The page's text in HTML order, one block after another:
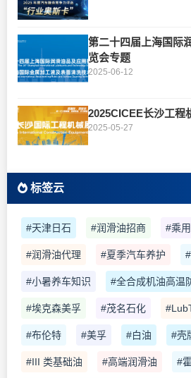
第二十四届上海国际
览会专题
2025-06-12
2025CICEE长沙工程
2025-05-27
标签云
#天津日石 #润滑油招商 #乘
#润滑油代理 #夏季汽车养护
#小暑养车知识 #全合成机油高温
#埃克森美孚 #茂名石化
#布伦特 #美孚 #白油 #壳
#III 类基础油 #高端润滑油 #